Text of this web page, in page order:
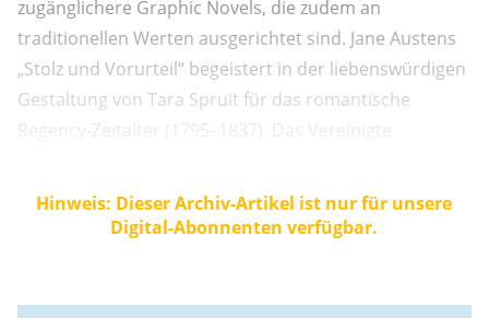
zugänglichere Graphic Novels, die zudem an
traditionellen Werten ausgerichtet sind. Jane Austens
„Stolz und Vorurteil“ begeistert in der liebenswürdigen
Gestaltung von Tara Spruit für das romantische
Regency-Zeitalter (1795–1837). Das Vereinigte
Konservative: Mode und Architektur sind elegant, die
Kunst orientiert sich an antiken Idealen, die Gärten
Hinweis: Dieser Archiv-Artikel ist nur für unsere
Digital-Abonnenten verfügbar.